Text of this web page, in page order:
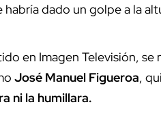
dado un golpe a la
en Imagen Televisión, se
José Manuel Figueroa,
ni la humillara.